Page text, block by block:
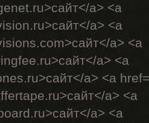
a> <a
a> <a
a> <a
a> <a
a> <a
a> <a
a> <a